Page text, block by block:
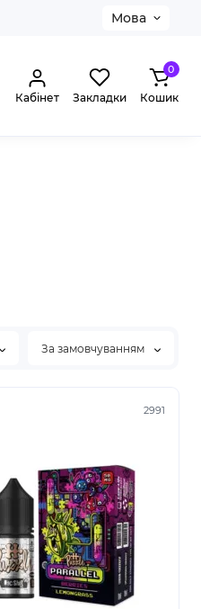
Мова
Кабінет Закладки
0
Кошик
За замовчуванням
2991